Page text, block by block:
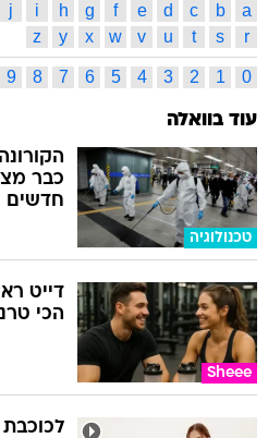
a
b
c
d
e
f
g
h
i
j
r
s
t
u
v
w
x
y
z
0
1
2
3
4
5
6
7
8
9
עוד בוואלה
טכנולוגיה
כבר
חדשים
Sheee
דייט
הכי